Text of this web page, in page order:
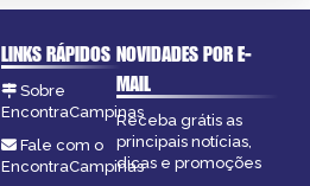
LINKS RÁPIDOS
Sobre
EncontraCampinas
Fale com o
EncontraCampinas
NOVIDADES POR E-
MAIL
Receba grátis as
principais notícias,
dicas e promoções